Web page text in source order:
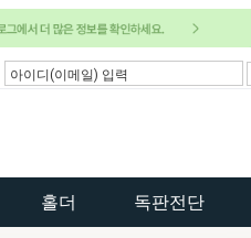
홀더 독판전단